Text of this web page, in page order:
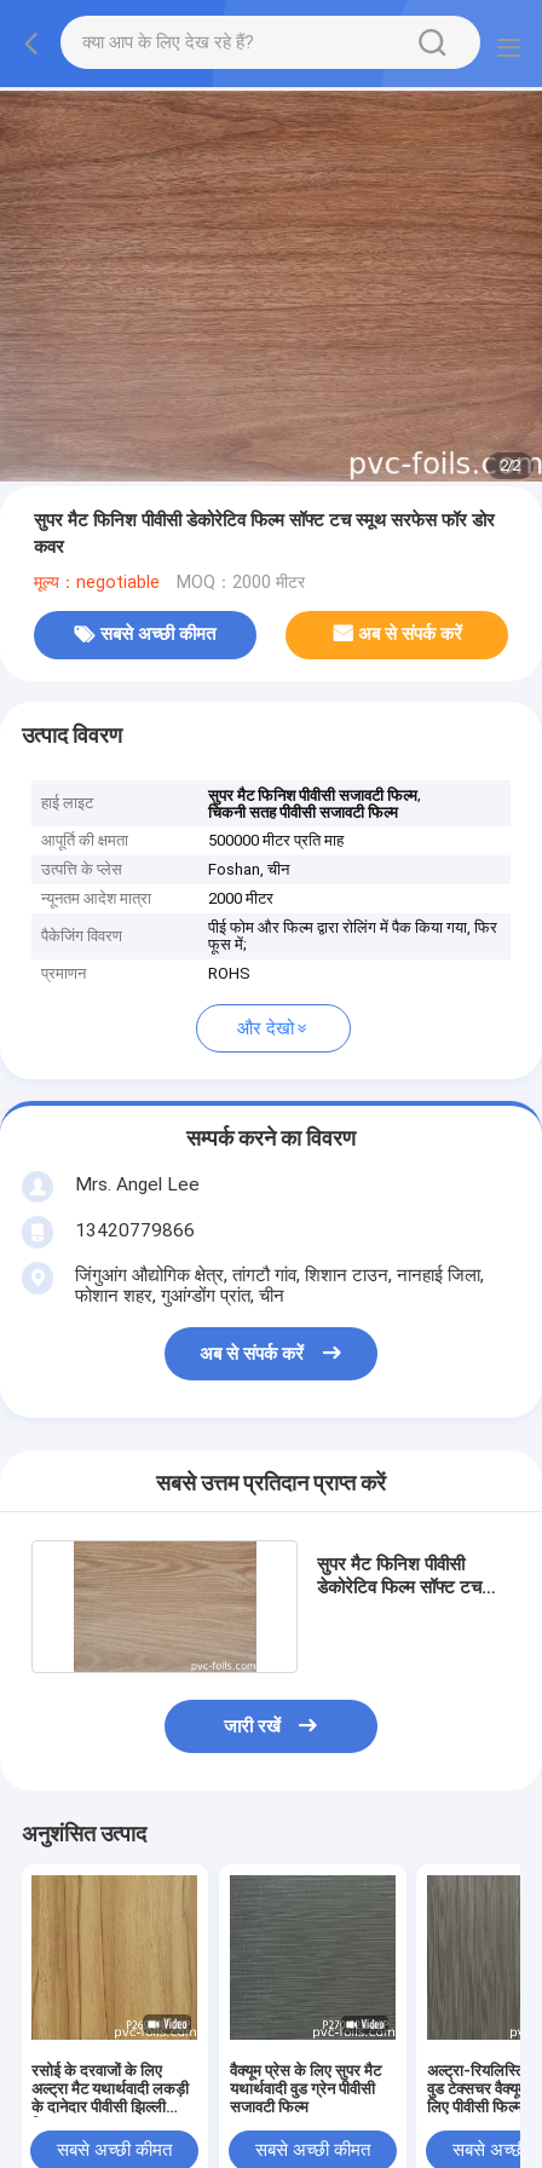
2/2
सुपर मैट फिनिश पीवीसी डेकोरेटिव फिल्म सॉफ्ट टच स्मूथ सरफेस फॉर डोर
कवर
मूल्य：negotiable MOQ：2000 मीटर
सबसे अच्छी कीमत अब से संपर्क करें
उत्पाद विवरण
हाई लाइट सुपर मैट फिनिश पीवीसी सजावटी फिल्म,
चिकनी सतह पीवीसी सजावटी फिल्म
आपूर्ति की क्षमता
500000 मीटर प्रति माह
उत्पत्ति के प्लेस
Foshan, चीन
न्यूनतम आदेश मात्रा
2000 मीटर
पैकेजिंग विवरण
पीई फोम और फिल्म द्वारा रोलिंग में पैक किया गया, फिर
फूस में;
प्रमाणन
ROHS
और देखो
सम्पर्क करने का विवरण
Mrs. Angel Lee
13420779866
जिंगुआंग औद्योगिक क्षेत्र, तांगटौ गांव, शिशान टाउन, नानहाई जिला,
फोशान शहर, गुआंग्डोंग प्रांत, चीन
अब से संपर्क करें
सबसे उत्तम प्रतिदान प्राप्त करें
सुपर मैट फिनिश पीवीसी
डेकोरेटिव फिल्म सॉफ्ट टच
जारी रखें
अनुशंसित उत्पाद
रसोई के दरवाजों के लिए
अल्ट्रा मैट यथार्थवादी लकड़ी
के दानेदार पीवीसी झिल्ली
सबसे अच्छी कीमत
वैक्यूम प्रेस के लिए सुपर मैट
यथार्थवादी वुड ग्रेन पीवीसी
सजावटी फिल्म
सबसे अच्छी कीमत
अल्ट्रा-
वुड टेक्सचर वैक्यूम
लिए पीवीसी फिल्म
सबसे अच्छी